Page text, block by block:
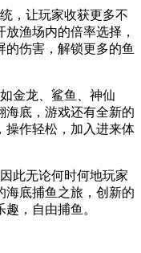
，让玩家收获更多不
渔场内的倍率选择，
伤害，解锁更多的鱼
金龙、鲨鱼、神仙
海底，游戏还有全新的
操作轻松，加入进来体
此无论何时何地玩家
海底捕鱼之旅，创新的
，自由捕鱼。